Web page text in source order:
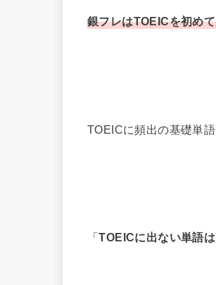
銀フレはTOEICを初め
TOEICに頻出の基礎単
「TOEICに出ない単語